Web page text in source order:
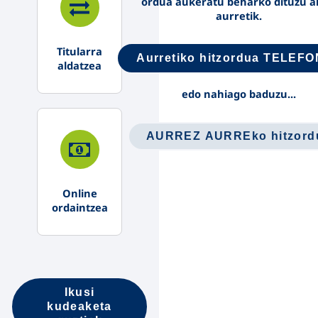
Titularra
aldatzea
Online
ordaintzea
Ikusi
kudeaketa
aurretik.
Aurretiko hitzordua
edo nahiago baduzu...
AURREZ AURREko